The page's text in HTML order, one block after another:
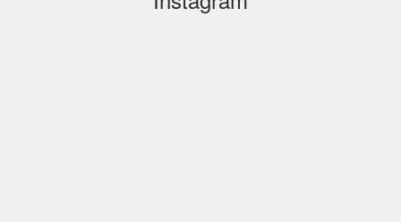
◆ 厚道價格：在預算可控下，穩定提供高品質兼顧品牌質感 。